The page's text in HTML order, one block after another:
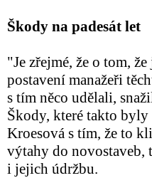
Škody na padesát let
"Je zřejmé, že o tom,
postavení manažeři
s tím něco udělali,
Škody, které takto byly
Kroesová s tím, že to
výtahy do novostaveb,
i jejich údržbu.